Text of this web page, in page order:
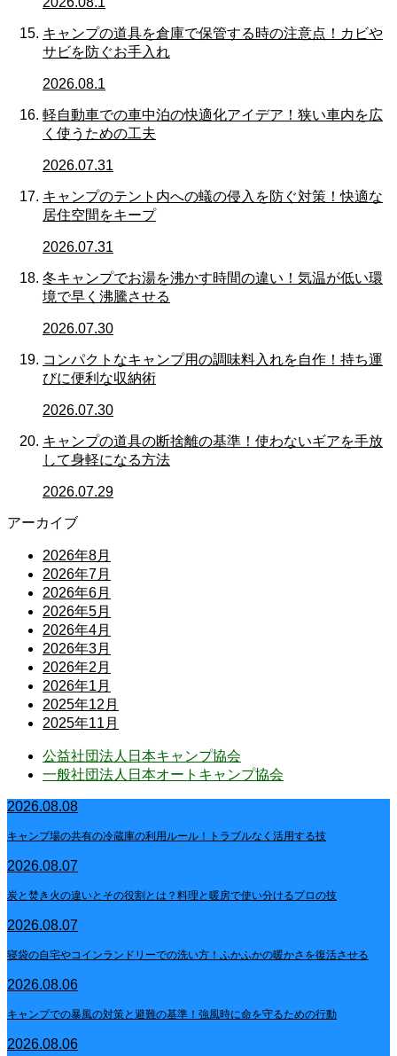
キャンプの道具を倉庫で保管する時の注意点！カビや
サビを防ぐお手入れ
2026.08.1
軽自動車での車中泊の快適化アイデア！狭い車内を広
く使うための工夫
2026.07.31
キャンプのテント内への蟻の侵入を防ぐ対策！快適な
居住空間をキープ
2026.07.31
冬キャンプでお湯を沸かす時間の違い！気温が低い環
境で早く沸騰させる
2026.07.30
コンパクトなキャンプ用の調味料入れを自作！持ち運
びに便利な収納術
2026.07.30
キャンプの道具の断捨離の基準！使わないギアを手放
して身軽になる方法
2026.07.29
アーカイブ
2026年8月
2026年7月
2026年6月
2026年5月
2026年4月
2026年3月
2026年2月
2026年1月
2025年12月
2025年11月
公益社団法人日本キャンプ協会
一般社団法人日本オートキャンプ協会
2026.08.08
キャンプ場の共有の冷蔵庫の利用ルール！トラブルなく活用する技
2026.08.07
炭と焚き火の違いとその役割とは？料理と暖房で使い分けるプロの技
2026.08.07
寝袋の自宅やコインランドリーでの洗い方！ふかふかの暖かさを復活させる
2026.08.06
キャンプでの暴風の対策と避難の基準！強風時に命を守るための行動
2026.08.06